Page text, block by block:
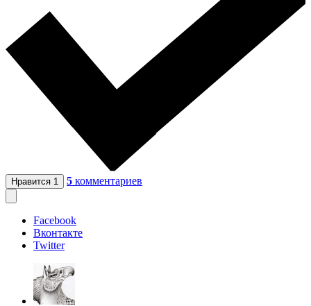
Нравится 1 5 комментариев
Facebook
Вконтакте
Twitter